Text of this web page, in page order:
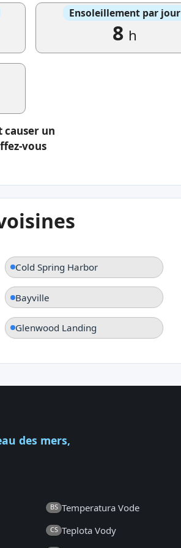
Ensoleillement par jour
8 h
causer un
vous
Cold Spring Harbor
Bayville
Glenwood Landing
des mers,
BS Temperatura Vode
CS Teplota Vody